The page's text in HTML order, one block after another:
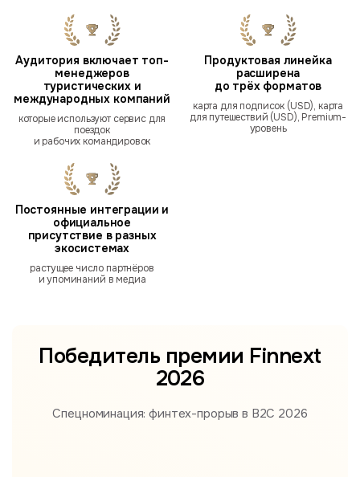
Аудитория включает топ-
менеджеров
туристических и
международных компаний
которые используют сервис для
поездок
и рабочих командировок
Продуктовая линейка
расширена
до трёх форматов
карта для подписок (USD), карта
для путешествий (USD), Premium-
уровень
Постоянные интеграции и
официальное
присутствие в разных
экосистемах
растущее число партнёров
и упоминаний в медиа
Победитель премии Finnext
2026
Спецноминация: финтех-прорыв в B2С 2026